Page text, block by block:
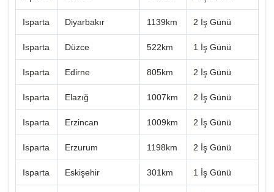
Isparta Diyarbakır 1139km 2 İş Günü
Isparta Düzce 522km 1 İş Günü
Isparta Edirne 805km 2 İş Günü
Isparta Elazığ 1007km 2 İş Günü
Isparta Erzincan 1009km 2 İş Günü
Isparta Erzurum 1198km 2 İş Günü
Isparta Eskişehir 301km 1 İş Günü